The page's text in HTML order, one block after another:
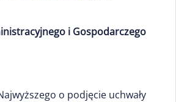
i Gospodarczego
o podjęcie uchwały